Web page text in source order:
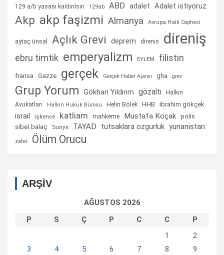
129 a/b yasası kaldırılsın 129ab ABD adalet Adalet istiyoruz
Akp akp faşizmi Almanya Avrupa Halk Cephesi
aytaç ünsal Açlık Grevi deprem direnis direniş
ebru timtik emperyalizm EYLEM filistin
fransa Gazze gerçek Gerçek Haber Ajansı gha grev
Grup Yorum Gökhan Yıldırım gözaltı
Halkın
Avukatları
Halkın Hukuk Bürosu Helin Bölek HHB ibrahim gökçek
israil işkence katliam mahkeme Mustafa Koçak polis
sibel balaç Suriye TAYAD tutsaklara ozgurluk yunanistan
zafer Ölüm Orucu
ARŞİV
AĞUSTOS 2026
P
S Ç P C C
P
1
2
3
4 5 6 7 8
9